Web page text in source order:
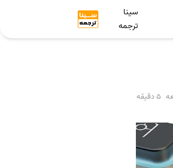
سینا
ترجمه
5 دقیقه